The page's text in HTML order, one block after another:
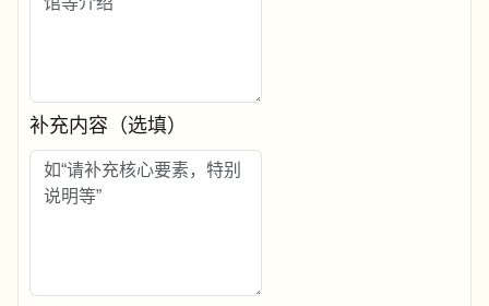
补充内容（选填）